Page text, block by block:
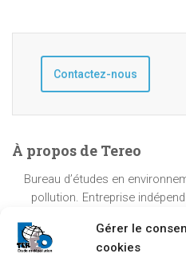
Gérer le
cookies
Contactez-nous
À propos de Tereo
Bureau d’études en
pollution. Entreprise
implantations dans le Sud-